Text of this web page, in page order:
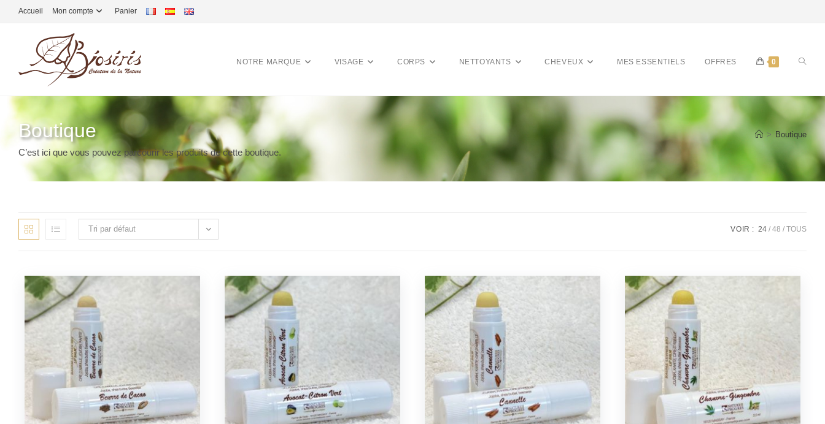
Accueil Mon compte Panier
NOTRE MARQUE VISAGE CORPS NETTOYANTS CHEVEUX MES ESSENTIELS OFFRES 0
Boutique
C’est ici que vous pouvez parcourir les produits de cette boutique.
> Boutique
Tri par défaut VOIR : 24 48 TOUS